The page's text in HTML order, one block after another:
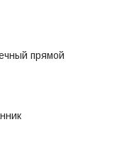
прямой